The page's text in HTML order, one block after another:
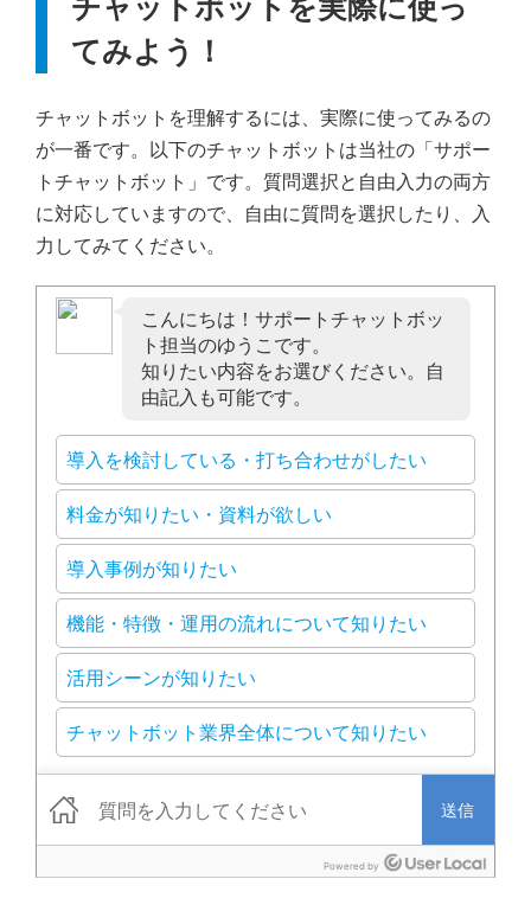
チャットボットを実際に使っ
てみよう！
チャットボットを理解するには、実際に使ってみるの
が一番です。以下のチャットボットは当社の「サポー
トチャットボット」です。質問選択と自由入力の両方
に対応していますので、自由に質問を選択したり、入
力してみてください。